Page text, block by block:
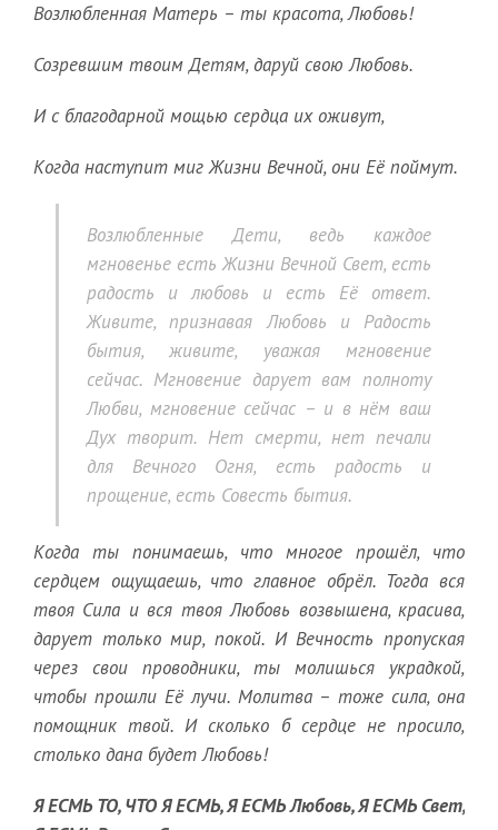
Возлюбленная Матерь – ты красота, Любовь!
Созревшим твоим Детям, даруй свою Любовь.
И с благодарной мощью сердца их оживут,
Когда наступит миг Жизни Вечной, они Её поймут.
Возлюбленные Дети, ведь каждое
мгновенье есть Жизни Вечной Свет, есть
радость и любовь и есть Её ответ.
Живите, признавая Любовь и Радость
бытия, живите, уважая мгновение
сейчас. Мгновение дарует вам полноту
Любви, мгновение сейчас – и в нём ваш
Дух творит. Нет смерти, нет печали
для Вечного Огня, есть радость и
прощение, есть Совесть бытия.
Когда ты понимаешь, что многое прошёл, что
сердцем ощущаешь, что главное обрёл. Тогда вся
твоя Сила и вся твоя Любовь возвышена, красива,
дарует только мир, покой. И Вечность пропуская
через свои проводники, ты молишься украдкой,
чтобы прошли Её лучи. Молитва – тоже сила, она
помощник твой. И сколько б сердце не просило,
столько дана будет Любовь!
Я ЕСМЬ ТО, ЧТО Я ЕСМЬ, Я ЕСМЬ Любовь, Я ЕСМЬ Свет,